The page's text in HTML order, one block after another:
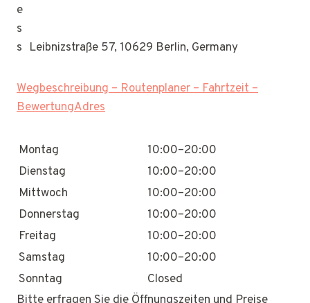
Leibnizstraße 57, 10629 Berlin, Germany
Wegbeschreibung – Routenplaner – Fahrtzeit –
BewertungAdres
Montag
10:00–20:00
Dienstag
10:00–20:00
Mittwoch
10:00–20:00
Donnerstag
10:00–20:00
Freitag
10:00–20:00
Samstag
10:00–20:00
Sonntag
Closed